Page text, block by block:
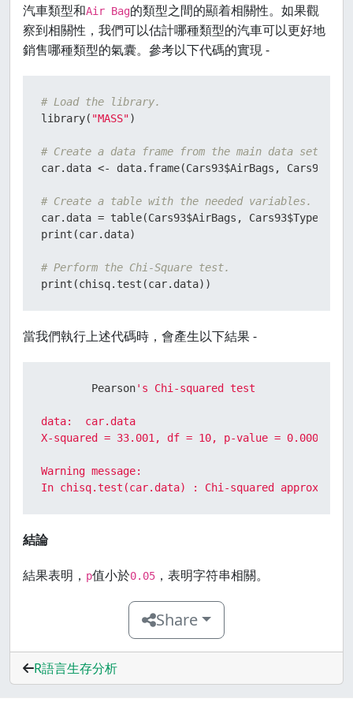
汽車類型和Air Bag的類型之間的顯着相關性。如果觀
察到相關性，我們可以估計哪種類型的汽車可以更好地
銷售哪種類型的氣囊。參考以下代碼的實現 -
# Load the library.
library( "MASS")
# Create a data frame from the main data set.
car.data <- data.frame(Cars93$AirBags , Cars93
# Create a table with the needed variables.
car.data = table(Cars93$AirBags , Cars93$Type
print (car.data)
# Perform the Chi-Square test.
print (chisq.test (car.data) )
當我們執行上述代碼時，會產生以下結果 -
        Pearson
's Chi-squared test
data:  car.data
X-squared = 33.001, df = 10, p-value = 0.0002723
Warning message:
In chisq.test(car.data) : Chi-squared
結論
結果表明， p值小於0.05 ，表明字符串相關。
Share
R語言生存分析